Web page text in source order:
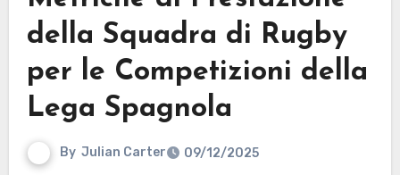
della Squadra di Rugby
per le Competizioni della
Lega Spagnola
By Julian Carter 09/12/2025